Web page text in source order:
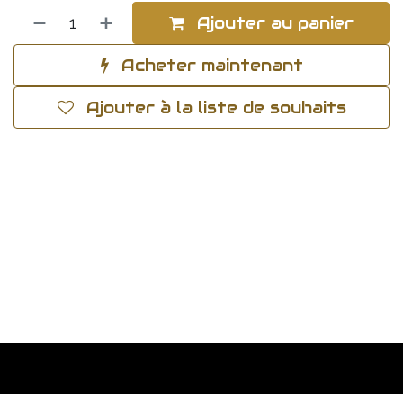
Ajouter au panier
Acheter maintenant
Ajouter à la liste de souhaits